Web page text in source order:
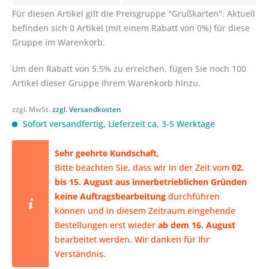
Für diesen Artikel gilt die Preisgruppe "Grußkarten". Aktuell
befinden sich 0 Artikel (mit einem Rabatt von 0%) für diese
Gruppe im Warenkorb.
Um den Rabatt von 5.5% zu erreichen, fügen Sie noch 100
Artikel dieser Gruppe Ihrem Warenkorb hinzu.
zzgl. MwSt.zzgl. Versandkosten
Sofort versandfertig, Lieferzeit ca. 3-5 Werktage
​Sehr geehrte Kundschaft,
Bitte beachten Sie, dass wir in der Zeit vom02.
bis 15. August aus innerbetrieblichen Gründen
keine Auftragsbearbeitungdurchführen
können und in diesem Zeitraum eingehende
Bestellungen erst wiederab dem 16. August
bearbeitet werden. Wir danken für Ihr
Verständnis.